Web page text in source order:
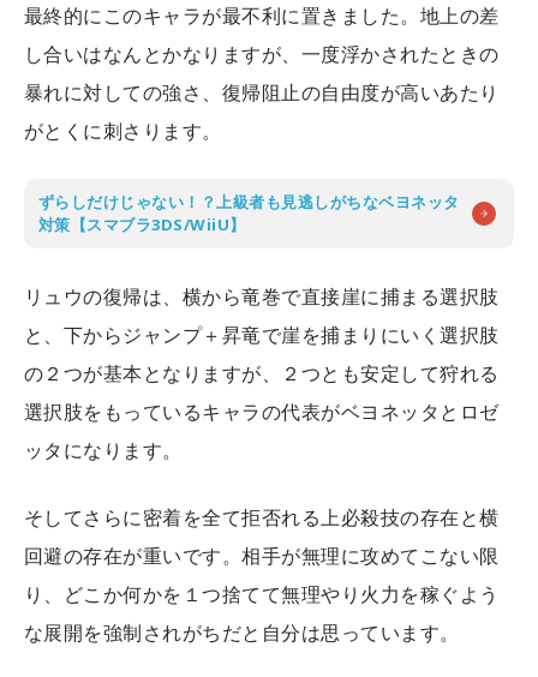
最終的にこのキャラが最不利に置きました。地上の差
し合いはなんとかなりますが、一度浮かされたときの
暴れに対しての強さ、復帰阻止の自由度が高いあたり
がとくに刺さります。
ずらしだけじゃない！？上級者も見逃しがちなベヨネッタ
対策【スマブラ3DS/WiiU】
リュウの復帰は、横から竜巻で直接崖に捕まる選択肢
と、下からジャンプ＋昇竜で崖を捕まりにいく選択肢
の２つが基本となりますが、２つとも安定して狩れる
選択肢をもっているキャラの代表がベヨネッタとロゼ
ッタになります。
そしてさらに密着を全て拒否れる上必殺技の存在と横
回避の存在が重いです。相手が無理に攻めてこない限
り、どこか何かを１つ捨てて無理やり火力を稼ぐよう
な展開を強制されがちだと自分は思っています。